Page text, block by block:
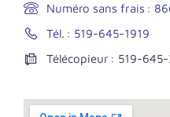
Numéro sans frais :
Tél. : 519-645-1919
Télécopieur : 519-